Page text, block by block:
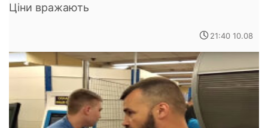
Ціни вражають
21:40 10.08